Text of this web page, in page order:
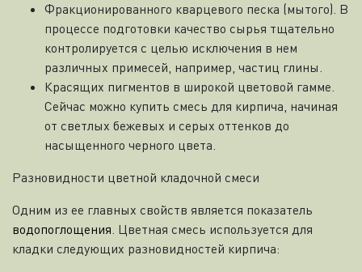
Фракционированного кварцевого песка (мытого). В
процессе подготовки качество сырья тщательно
контролируется с целью исключения в нем
различных примесей, например, частиц глины.
Красящих пигментов в широкой цветовой гамме.
Сейчас можно купить смесь для кирпича, начиная
от светлых бежевых и серых оттенков до
насыщенного черного цвета.
Разновидности цветной кладочной смеси
Одним из ее главных свойств является показатель
водопоглощения. Цветная смесь используется для
кладки следующих разновидностей кирпича: